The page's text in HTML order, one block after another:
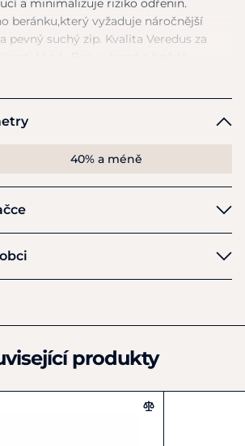
a minimalizuje riziko odřenin.
beránku,který vyžaduje náročnější
pevný suchý zip. Kvalita Veredus za
40% a méně
4
produkty